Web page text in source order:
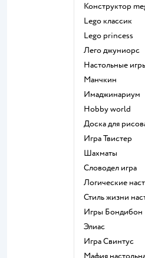
Конструктор
Lego классик
Lego princess
Лего джуниорс
Настольные
Манчкин
Имаджинариум
Hobby world
Доска для
Игра Твистер
Шахматы
Словодел игра
Логические
Стиль жизни
Игры Бондибон
Элиас
Игра Свинтус
Мафия